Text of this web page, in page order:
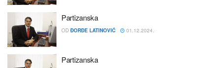
Partizanska
OD ĐORĐE LATINOVIĆ 01.12.2024.
Partizanska